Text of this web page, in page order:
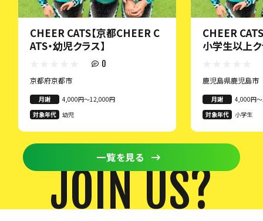
CHEER CATS【京都CHEER C
ATS・幼児クラス】
0
京都府京都市
月謝
4,000円〜12,000円
対象年代
幼児
CHEER
小学生以上ク
鹿児島県鹿児島市
月謝
4,000円
対象年代
小学生
一覧を見る
JOIN US?